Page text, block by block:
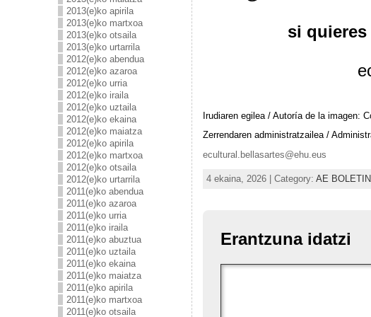
2013(e)ko apirila
2013(e)ko martxoa
2013(e)ko otsaila
2013(e)ko urtarrila
2012(e)ko abendua
2012(e)ko azaroa
2012(e)ko urria
2012(e)ko iraila
2012(e)ko uztaila
2012(e)ko ekaina
2012(e)ko maiatza
2012(e)ko apirila
2012(e)ko martxoa
2012(e)ko otsaila
2012(e)ko urtarrila
2011(e)ko abendua
2011(e)ko azaroa
2011(e)ko urria
2011(e)ko iraila
2011(e)ko abuztua
2011(e)ko uztaila
2011(e)ko ekaina
2011(e)ko maiatza
2011(e)ko apirila
2011(e)ko martxoa
2011(e)ko otsaila
si
Irudiaren egilea / Autoría de la imagen:
Zerrendaren administratzailea /
ecultural.bellasartes@ehu.eus
4 ekaina, 2026 | Category: AE
Erantzuna idatzi